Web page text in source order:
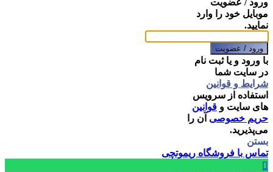
ورود / عضویت
موبایل خود را وارد
نمایید.
ورود / عضویت
با ورود و یا ثبت نام
در سایت شما
شرایط و قوانین
استفاده از سرویس
های سایت و قوانین
حریم خصوصی آن را
می‌پذیرید.
بستن
تماس با فروشگاه ریموتچی